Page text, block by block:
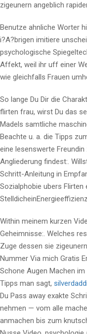
zigeunern angeblich
Benutze ahnliche Worter
i?A?brigen imitiere
psychologische
Affekt, weil ihr uff einer
wie gleichfalls Frauen
So lange Du Dir die
flirten frau, wirst Du das
Madels samtliche
Beachte u. a. die Tipps
eine lesenswerte
Angliederung findest:.
Schritt-Anleitung in
Sozialphobie ubers
StelldicheinEnergieeffizienz
Within meinem kurzen
Geheimnisse:. Welches
Zuge dessen sie
Nummer Via mich Gratis
Schone Augen Machen
Tipps man sagt,
Du Pass away exakte
nehmen — vom alle
anmachen bis zum